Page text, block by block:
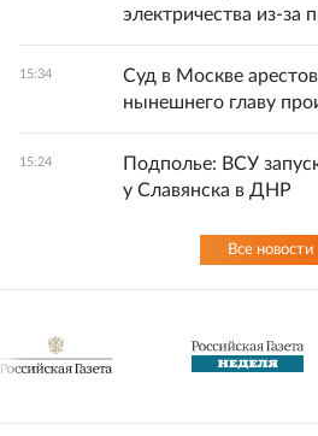
электричества из-за
15:34
Суд в Москве
нынешнего главу
15:24
Подполье: ВСУ
у Славянска в ДНР
Все новости